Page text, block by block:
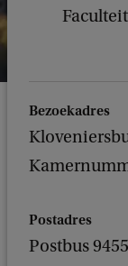
Bezoekadres
Postadres
Postbus